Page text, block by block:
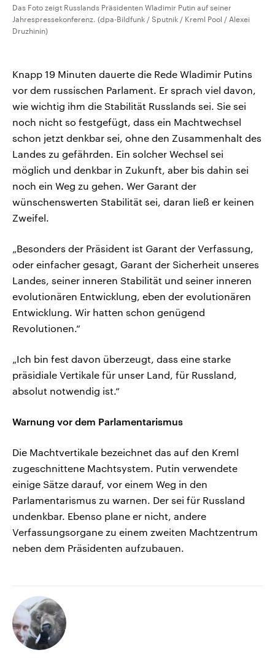
Das Foto zeigt Russlands Präsidenten Wladimir Putin auf seiner
Jahrespressekonferenz. (dpa-Bildfunk / Sputnik / Kreml Pool / Alexei
Druzhinin)
Knapp 19 Minuten dauerte die Rede Wladimir Putins
vor dem russischen Parlament. Er sprach viel davon,
wie wichtig ihm die Stabilität Russlands sei. Sie sei
noch nicht so festgefügt, dass ein Machtwechsel
schon jetzt denkbar sei, ohne den Zusammenhalt des
Landes zu gefährden. Ein solcher Wechsel sei
möglich und denkbar in Zukunft, aber bis dahin sei
noch ein Weg zu gehen. Wer Garant der
wünschenswerten Stabilität sei, daran ließ er keinen
Zweifel.
„Besonders der Präsident ist Garant der Verfassung,
oder einfacher gesagt, Garant der Sicherheit unseres
Landes, seiner inneren Stabilität und seiner inneren
evolutionären Entwicklung, eben der evolutionären
Entwicklung. Wir hatten schon genügend
Revolutionen.“
„Ich bin fest davon überzeugt, dass eine starke
präsidiale Vertikale für unser Land, für Russland,
absolut notwendig ist.“
Warnung vor dem Parlamentarismus
Die Machtvertikale bezeichnet das auf den Kreml
zugeschnittene Machtsystem. Putin verwendete
einige Sätze darauf, vor einem Weg in den
Parlamentarismus zu warnen. Der sei für Russland
undenkbar. Ebenso plane er nicht, andere
Verfassungsorgane zu einem zweiten Machtzentrum
neben dem Präsidenten aufzubauen.